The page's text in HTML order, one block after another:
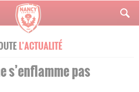
L’ACTUALITÉ
s’enflamme pas